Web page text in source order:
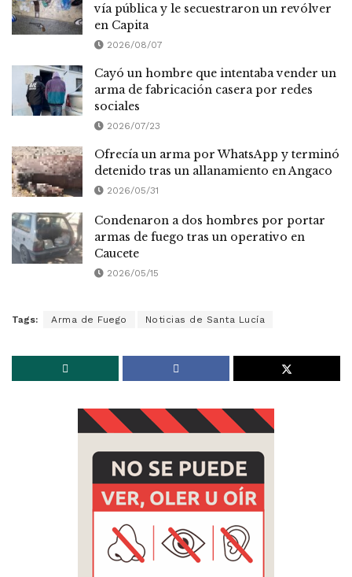
vía pública y le secuestraron un revólver
en Capita
2026/08/07
Cayó un hombre que intentaba vender un
arma de fabricación casera por redes
sociales
2026/07/23
Ofrecía un arma por WhatsApp y terminó
detenido tras un allanamiento en Angaco
2026/05/31
Condenaron a dos hombres por portar
armas de fuego tras un operativo en
Caucete
2026/05/15
Tags: Arma de Fuego Noticias de Santa Lucía